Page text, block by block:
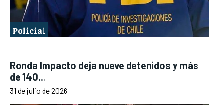
Policial
Ronda Impacto deja nueve detenidos y más
de 140...
31 de julio de 2026